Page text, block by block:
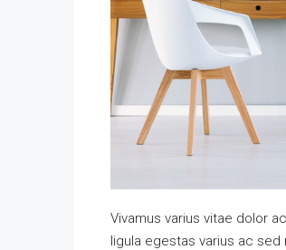
Vivamus varius vitae dolor
ligula egestas varius ac sed